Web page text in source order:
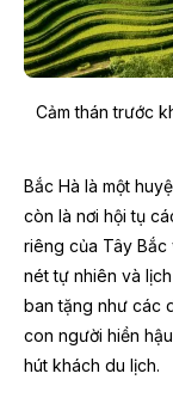
Cảm thán trước
Bắc Hà là một
còn là nơi hội tụ
riêng của Tây Bắc
nét tự nhiên và
ban tặng như các
con người hiền
hút khách du lịch.